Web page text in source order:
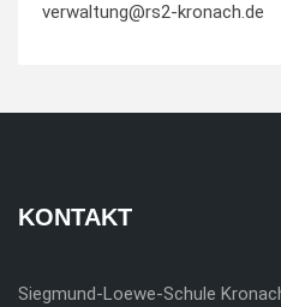
verwaltung@rs2-kronach.de
KONTAKT
Siegmund-Loewe-Schule